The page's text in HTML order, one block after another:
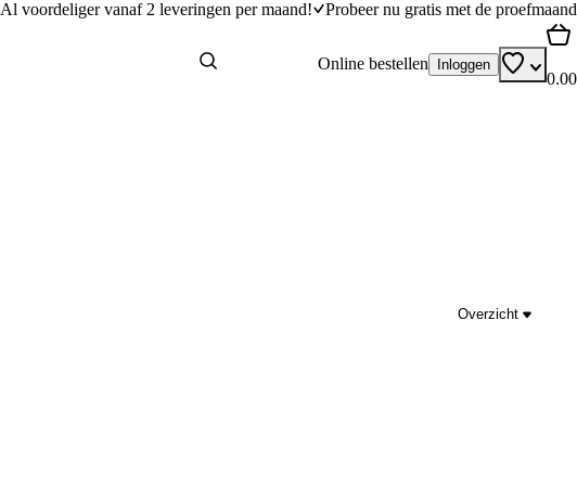
Al voordeliger vanaf 2 leveringen per maand! Probeer nu gratis met de proefmaand
Online bestellen Inloggen
0.00
Overzicht